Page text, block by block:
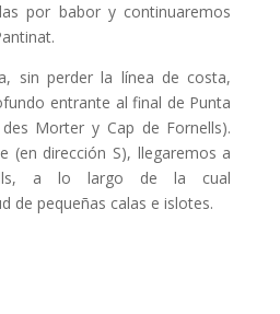
por babor y continuaremos
sin perder la línea de costa,
entrante al final de Punta
Morter y Cap de Fornells).
(en dirección S), llegaremos a
a lo largo de la cual
de pequeñas calas e islotes.